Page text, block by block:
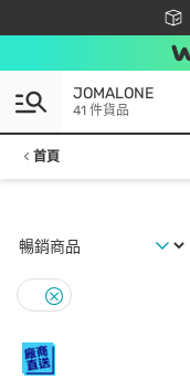
JOMALONE
41 件貨品
首頁